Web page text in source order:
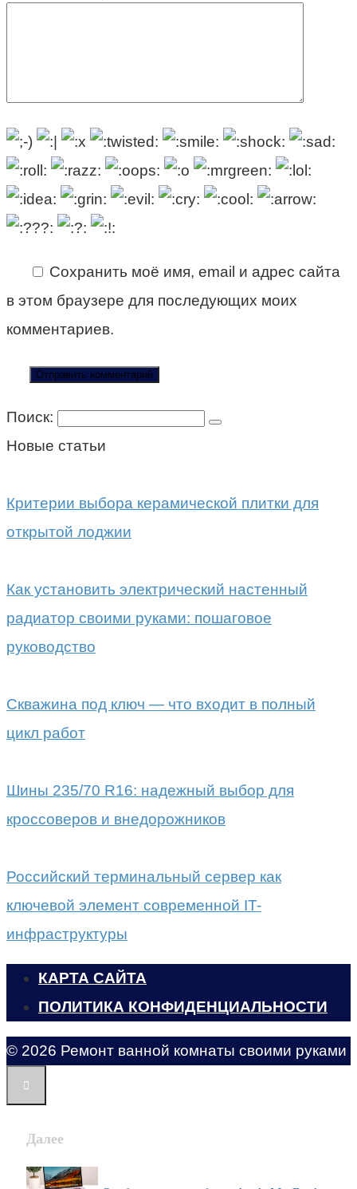
Сохранить моё имя, email и адрес сайта
в этом браузере для последующих моих
комментариев.
Поиск:
Новые статьи
Критерии выбора керамической плитки для
открытой лоджии
Как установить электрический настенный
радиатор своими руками: пошаговое
руководство
Скважина под ключ — что входит в полный
цикл работ
Шины 235/70 R16: надежный выбор для
кроссоверов и внедорожников
Российский терминальный сервер как
ключевой элемент современной IT-
инфраструктуры
КАРТА САЙТА
ПОЛИТИКА КОНФИДЕНЦИАЛЬНОСТИ
© 2026 Ремонт ванной комнаты своими руками
Далее